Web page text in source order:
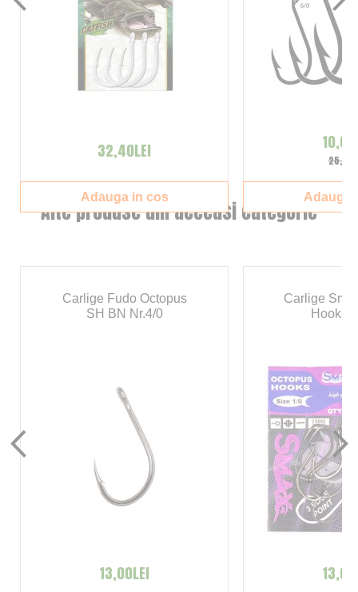
Alte produse din aceeasi categorie
Carlige Fudo Octopus
SH BN Nr.4/0
13,00LEI
Carlige
Hooks
32,40LEI
Adauga in cos Adauga